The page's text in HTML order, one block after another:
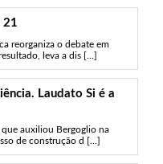
21
reorganiza o debate em
leva a dis [...]
Laudato Si é a
auxiliou Bergoglio na
de construção d [...]